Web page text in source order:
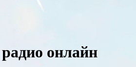
онлайн